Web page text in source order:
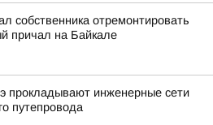
собственника отремонтировать
причал на Байкале
прокладывают инженерные сети
путепровода